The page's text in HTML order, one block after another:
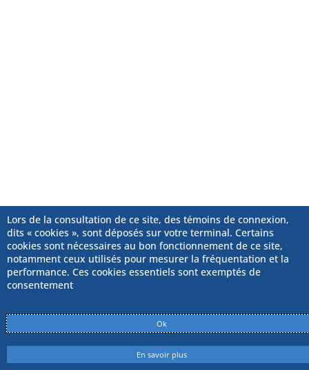
Lors de la consultation de ce site, des témoins de connexion,
dits « cookies », sont déposés sur votre terminal. Certains
cookies sont nécessaires au bon fonctionnement de ce site,
notamment ceux utilisés pour mesurer la fréquentation et la
performance. Ces cookies essentiels sont exemptés de
consentement
Ok
En savoir plus